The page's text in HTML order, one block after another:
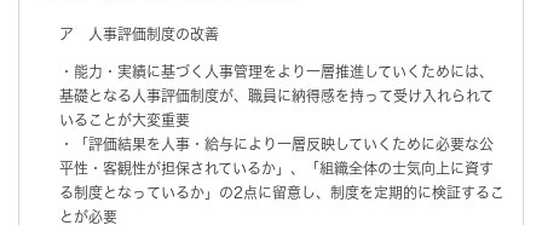
ア 人事評価制度の改善
・能力・実績に基づく人事管理をより一層推進していくためには、
基礎となる人事評価制度が、職員に納得感を持って受け入れられて
いることが大変重要
・「評価結果を人事・給与により一層反映していくために必要な公
平性・客観性が担保されているか」、「組織全体の士気向上に資す
る制度となっているか」の2点に留意し、制度を定期的に検証するこ
とが必要